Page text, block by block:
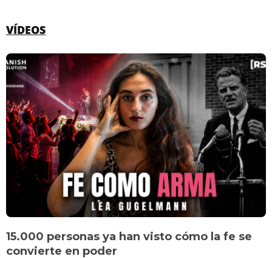
VÍDEOS
15.000 personas ya han visto cómo la fe se
convierte en poder